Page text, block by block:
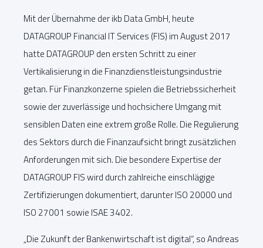
Mit der Übernahme der ikb Data GmbH, heute
DATAGROUP Financial IT Services (FIS) im August 2017
hatte DATAGROUP den ersten Schritt zu einer
Vertikalisierung in die Finanzdienstleistungsindustrie
getan. Für Finanzkonzerne spielen die Betriebssicherheit
sowie der zuverlässige und hochsichere Umgang mit
sensiblen Daten eine extrem große Rolle. Die Regulierung
des Sektors durch die Finanzaufsicht bringt zusätzlichen
Anforderungen mit sich. Die besondere Expertise der
DATAGROUP FIS wird durch zahlreiche einschlägige
Zertifizierungen dokumentiert, darunter ISO 20000 und
ISO 27001 sowie ISAE 3402.
„Die Zukunft der Bankenwirtschaft ist digital“, so Andreas